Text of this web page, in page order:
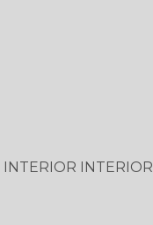
INTERIOR INTERIOR